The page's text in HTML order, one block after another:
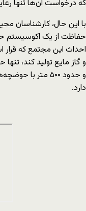
که درخواست آن‌ها تنها رعایت فاصله‌ای ۱۰۰ تا
با این حال، کارشناسان
حفاظت از یک اکوسیستم
احداث این مجتمع که قرار
و گاز مایع تولید کند،
و حدود ۵۰۰ متر
دارد.